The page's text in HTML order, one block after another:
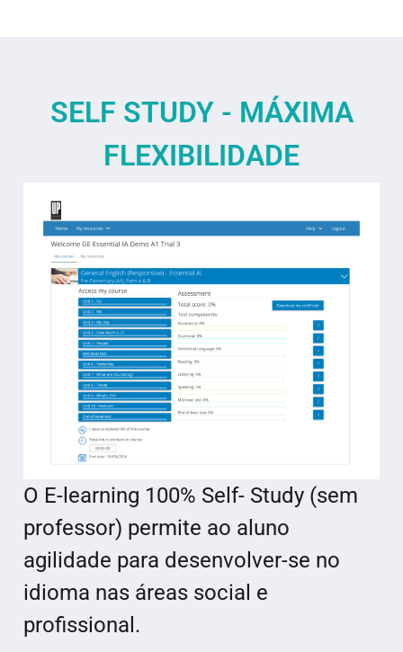
SELF STUDY - MÁXIMA
FLEXIBILIDADE
O E-learning 100% Self- Study (sem
professor) permite ao aluno
agilidade para desenvolver-se no
idioma nas áreas social e
profissional.